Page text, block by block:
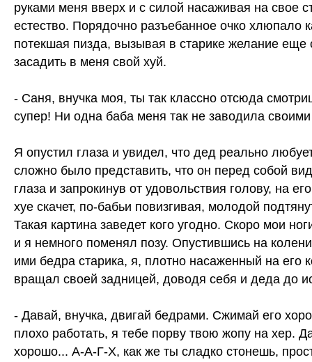
руками меня вверх и с силой насаживая на свое
естество. Порядочно разъебанное очко хлюпало
потекшая пизда, вызывая в старике желание еще
засадить в меня свой хуй.
- Саня, внучка моя, ты так классно отсюда
супер! Ни одна баба меня так не заводила
Я опустил глаза и увидел, что дед реально
сложно было представить, что он перед собой
глаза и запрокинув от удовольствия голову, на
хуе скачет, по-бабьи повизгивая, молодой
Такая картина заведет кого угодно. Скоро мои
и я немного поменял позу. Опустившись на
ими бедра старика, я, плотно насаженный на его
вращал своей задницей, доводя себя и деда до
- Давай, внучка, двигай бедрами. Сжимай его
плохо работать, я тебе порву твою жопу на хер.
хорошо... А-А-Г-Х, как же ты сладко стонешь,